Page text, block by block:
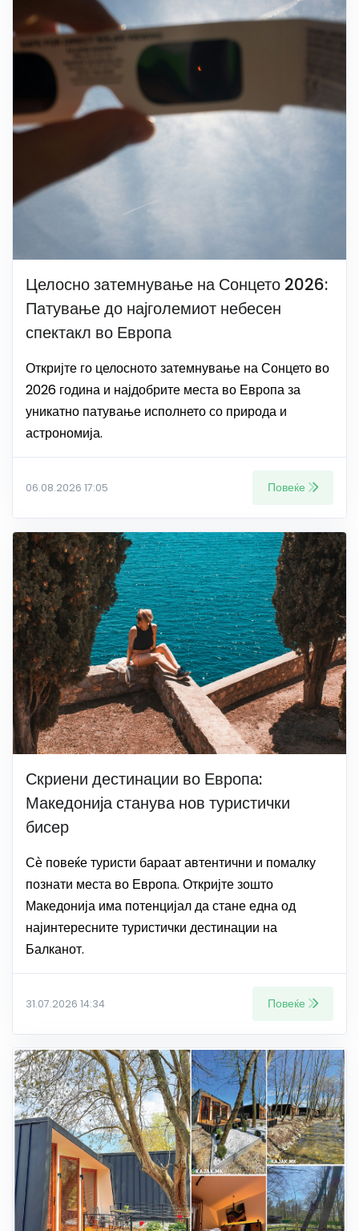
Целосно затемнување на Сонцето 2026:
Патување до најголемиот небесен
спектакл во Европа
Откријте го целосното затемнување на Сонцето во
2026 година и најдобрите места во Европа за
уникатно патување исполнето со природа и
астрономија.
06.08.2026 17:05 Повеќе
Скриени дестинации во Европа:
Македонија станува нов туристички
бисер
Сѐ повеќе туристи бараат автентични и помалку
познати места во Европа. Откријте зошто
Македонија има потенцијал да стане една од
најинтересните туристички дестинации на
Балканот.
31.07.2026 14:34 Повеќе